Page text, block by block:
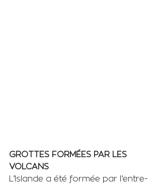
GROTTES FORMÉES PAR LES
VOLCANS
L’Islande a été formée par l’entre-